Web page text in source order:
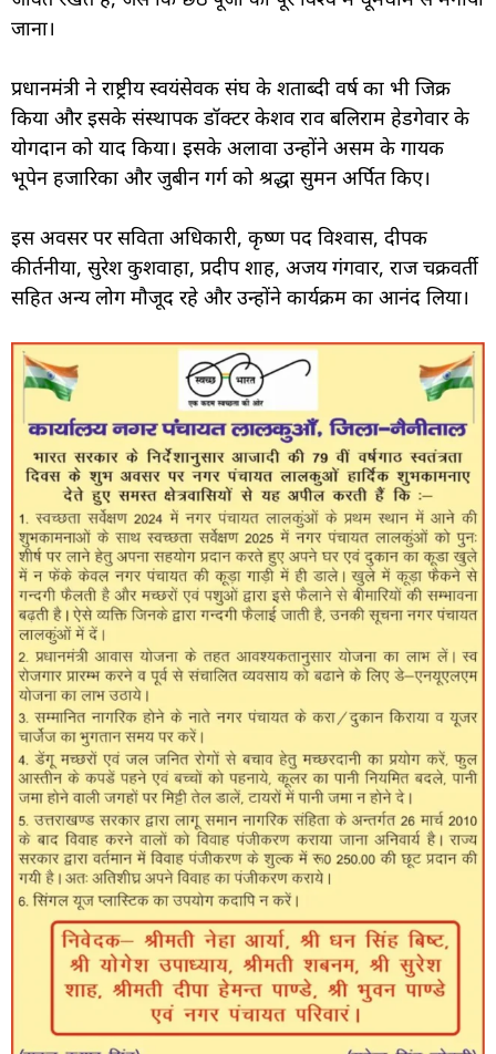
जाना।
प्रधानमंत्री ने राष्ट्रीय स्वयंसेवक संघ के शताब्दी वर्ष का भी जिक्र
किया और इसके संस्थापक डॉक्टर केशव राव बलिराम हेडगेवार के
योगदान को याद किया। इसके अलावा उन्होंने असम के गायक
भूपेन हजारिका और जुबीन गर्ग को श्रद्धा सुमन अर्पित किए।
इस अवसर पर सविता अधिकारी, कृष्ण पद विश्वास, दीपक
कीर्तनीया, सुरेश कुशवाहा, प्रदीप शाह, अजय गंगवार, राज चक्रवर्ती
सहित अन्य लोग मौजूद रहे और उन्होंने कार्यक्रम का आनंद लिया।